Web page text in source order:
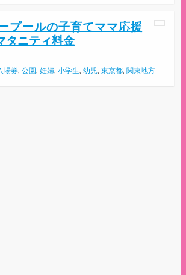
プールの子育てママ応援
タニティ料金
場券, 公園, 妊婦, 小学生, 幼児, 東京都, 関東地方